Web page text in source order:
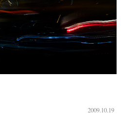
2009.10.19